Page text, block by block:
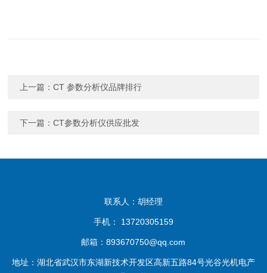
上一篇：CT 参数分析仪品牌排行
下一篇：CT参数分析仪供应批发
联系人：胡经理
手机： 13720305159
邮箱：893670750@qq.com
地址：湖北省武汉市东湖新技术开发区高新五路84号光谷光机电产